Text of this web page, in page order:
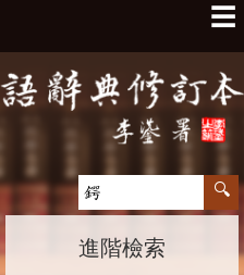
☰
進階檢索